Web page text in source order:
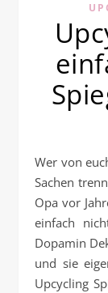
Wer von euch kann sich auch so schlecht von (alten)
Sachen
Opa vor
einfach
Dopamin
und sie
Upcycling